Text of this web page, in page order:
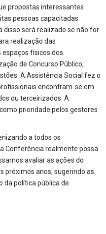
propostas interessantes
pessoas capacitadas
disso será realizado se não for
realização das
físicos dos
de Concurso Público,
A Assistência Social fez o
encontram-se em
ou terceirizados. A
prioridade pelos gestores
a todos os
Conferência realmente possa
avaliar as ações do
próximos anos, sugerindo as
da política pública de